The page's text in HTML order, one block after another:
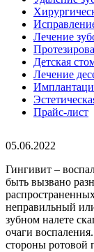
Лечение
Детская
Лечение
Прайс-лист
05.06.2022
Гингивит –
быть вызвано
неправильный
зубном налете
очаги
стороны ротовой